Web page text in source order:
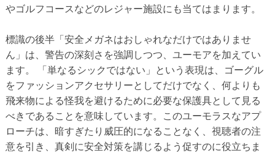
やゴルフコースなどのレジャー施設にも当てはまります。
標識の後半「安全メガネはおしゃれなだけではありませ
ん」は、警告の深刻さを強調しつつ、ユーモアを加えてい
ます。 「単なるシックではない」という表現は、ゴーグル
をファッションアクセサリーとしてだけでなく、何よりも
飛来物による怪我を避けるために必要な保護具として見る
べきであることを意味しています。このユーモラスなアプ
ローチは、暗すぎたり威圧的になることなく、視聴者の注
意を引き、真剣に安全対策を講じるよう促すのに役立ちま